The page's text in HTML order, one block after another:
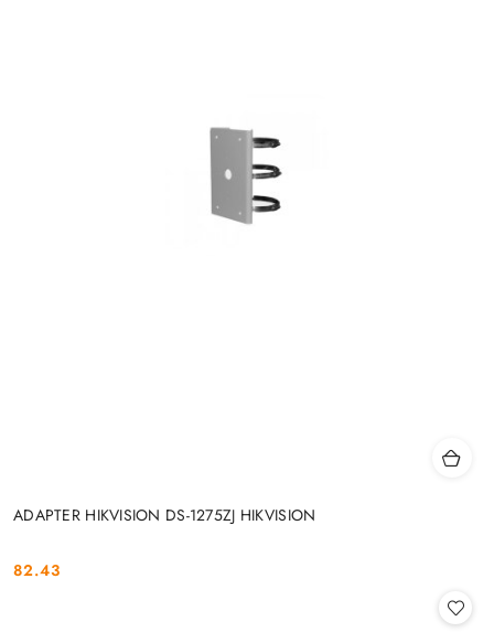
ADAPTER HIKVISION DS-1275ZJ HIKVISION
Cena:
82.43